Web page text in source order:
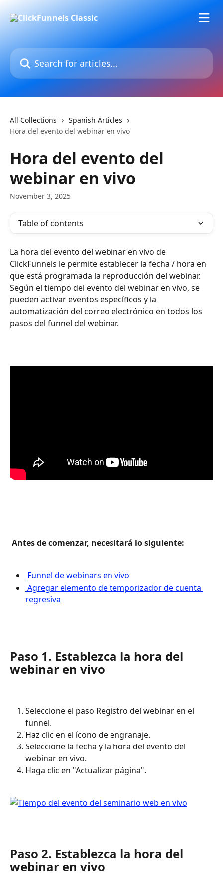
Search for articles...
All Collections
Spanish Articles
Hora del evento del webinar en vivo
Hora del evento del
webinar en vivo
November 3, 2025
Table of contents
La hora del evento del webinar en vivo de
ClickFunnels le permite establecer la fecha / hora en
que está programada la reproducción del webinar.
Según el tiempo del evento del webinar en vivo, se
pueden activar eventos específicos y la
automatización del correo electrónico en todos los
pasos del funnel del webinar.
Antes de comenzar, necesitará lo siguiente:
Funnel de webinars en vivo
regresiva
Paso 1. Establezca la hora del
webinar en vivo
Seleccione el paso Registro del webinar en el
funnel.
Haz clic en el ícono de engranaje.
Seleccione la fecha y la hora del evento del
webinar en vivo.
Haga clic en "Actualizar página".
Paso 2. Establezca la hora del
webinar en vivo